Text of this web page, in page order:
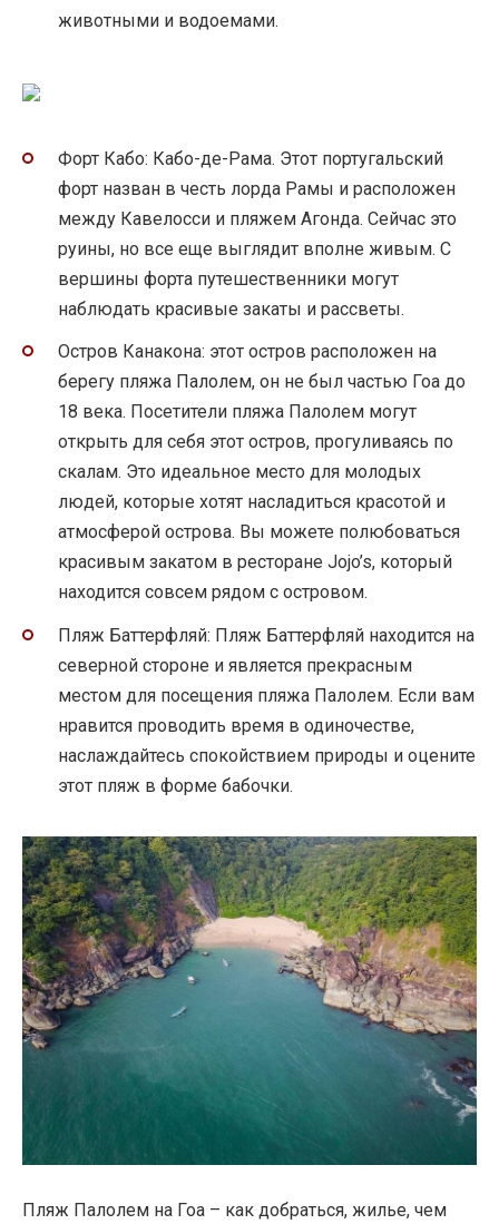
животными и водоемами.
Форт Кабо: Кабо-де-Рама. Этот португальский
форт назван в честь лорда Рамы и расположен
между Кавелосси и пляжем Агонда. Сейчас это
руины, но все еще выглядит вполне живым. С
вершины форта путешественники могут
наблюдать красивые закаты и рассветы.
Остров Канакона: этот остров расположен на
берегу пляжа Палолем, он не был частью Гоа до
18 века. Посетители пляжа Палолем могут
открыть для себя этот остров, прогуливаясь по
скалам. Это идеальное место для молодых
людей, которые хотят насладиться красотой и
атмосферой острова. Вы можете полюбоваться
красивым закатом в ресторане Jojo’s, который
находится совсем рядом с островом.
Пляж Баттерфляй: Пляж Баттерфляй находится на
северной стороне и является прекрасным
местом для посещения пляжа Палолем. Если вам
нравится проводить время в одиночестве,
наслаждайтесь спокойствием природы и оцените
этот пляж в форме бабочки.
Пляж Палолем на Гоа – как добраться, жилье, чем